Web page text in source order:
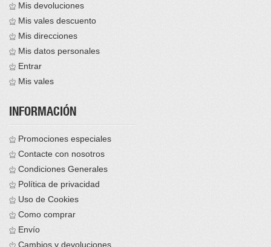
Mis devoluciones
Mis vales descuento
Mis direcciones
Mis datos personales
Entrar
Mis vales
INFORMACIÓN
Promociones especiales
Contacte con nosotros
Condiciones Generales
Política de privacidad
Uso de Cookies
Como comprar
Envío
Cambios y devoluciones